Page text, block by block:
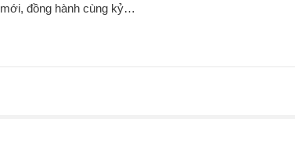
mới, đồng hành cùng kỷ…